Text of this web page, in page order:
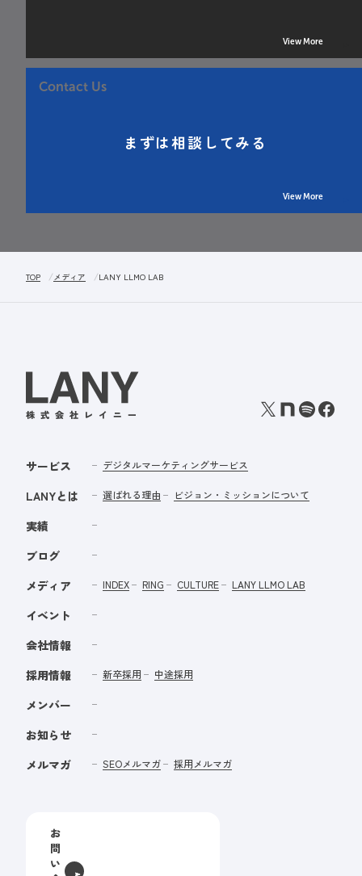
View More
Contact Us
まずは相談してみる
View More
TOP メディア LANY LLMO LAB
サービス デジタルマーケティングサービス
LANYとは 選ばれる理由 ビジョン・ミッションについて
実績
ブログ
メディア
INDEX RING CULTURE LANY LLMO LAB
イベント
会社情報
採用情報
新卒採用 中途採用
メンバー
お知らせ
メルマガ
SEOメルマガ 採用メルマガ
お
問
い